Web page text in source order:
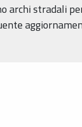
archi stradali